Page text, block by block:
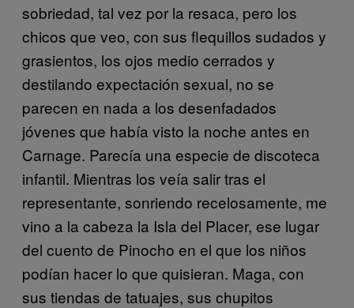
sobriedad, tal vez por la resaca, pero los
chicos que veo, con sus flequillos sudados y
grasientos, los ojos medio cerrados y
destilando expectación sexual, no se
parecen en nada a los desenfadados
jóvenes que había visto la noche antes en
Carnage. Parecía una especie de discoteca
infantil. Mientras los veía salir tras el
representante, sonriendo recelosamente, me
vino a la cabeza la Isla del Placer, ese lugar
del cuento de Pinocho en el que los niños
podían hacer lo que quisieran. Maga, con
sus tiendas de tatuajes, sus chupitos